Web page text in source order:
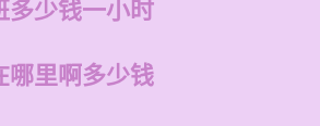
多少钱一小时
哪里啊多少钱